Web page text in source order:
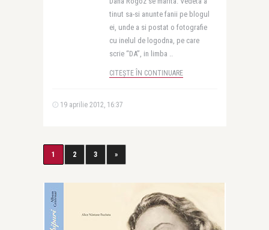
tinut sa-si anunte fanii pe blogul
ei, unde a si postat o fotografie
cu inelul de logodna, pe care
scrie “DA”, in limba ..
CITEȘTE ÎN CONTINUARE
19 aprilie 2012, 16:37
1 2 3 »